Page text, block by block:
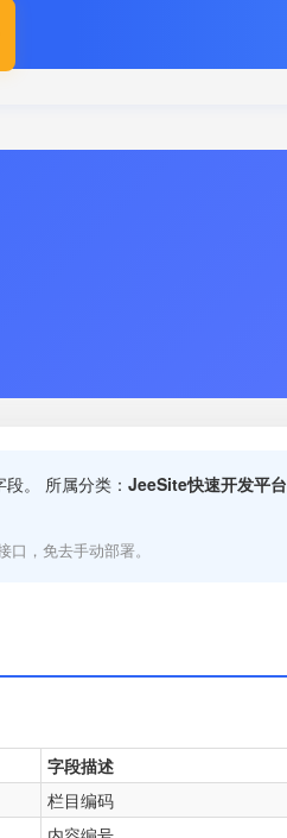
段。 所属分类： JeeSite快速开发平台
，免去手动部署。
字段描述
栏目编码